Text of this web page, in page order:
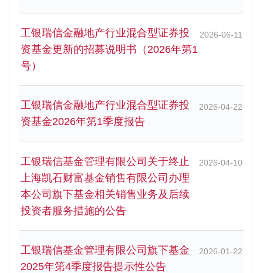
工银瑞信金融地产行业混合型证券投
资基金更新的招募说明书（2026年第1
号）
2026-06-11
工银瑞信金融地产行业混合型证券投
资基金2026年第1季度报告
2026-04-22
工银瑞信基金管理有限公司关于终止
上海凯石财富基金销售有限公司办理
本公司旗下基金相关销售业务及后续
投资者服务措施的公告
2026-04-10
工银瑞信基金管理有限公司旗下基金
2025年第4季度报告提示性公告
2026-01-22